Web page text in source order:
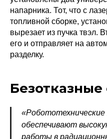
напарника. Тот, что с
топливной сборке,
вырезает из пучка твэл.
его и отправляет на
разделку.
обеспечивают
работы в